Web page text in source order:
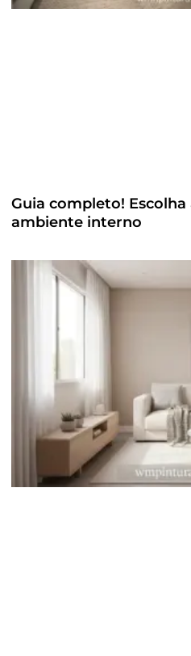
Guia completo!
ambiente interno